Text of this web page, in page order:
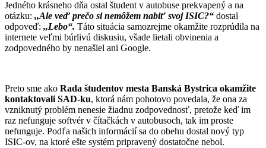
Jedného krásneho dňa ostal študent v autobuse prekvapený a na
otázku: ,,Ale veď prečo si nemôžem nabiť svoj ISIC?“ dostal
odpoveď: ,,Lebo“. Táto situácia samozrejme okamžite rozprúdila na
internete veľmi búrlivú diskusiu, všade lietali obvinenia a
zodpovedného by nenašiel ani Google.
Preto sme ako Rada študentov mesta Banská Bystrica okamžite
kontaktovali SAD-ku, ktorá nám pohotovo povedala, že ona za
vzniknutý problém nenesie žiadnu zodpovednosť, pretože keď im
raz nefunguje softvér v čítačkách v autobusoch, tak im proste
nefunguje. Podľa našich informácií sa do obehu dostal nový typ
ISIC-ov, na ktoré ešte systém pripravený dostatočne nebol.